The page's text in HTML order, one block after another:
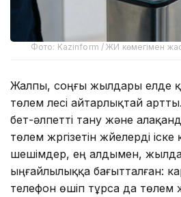
Фото: Kazinform / ЖИ көмегімен
Жалпы, соңғы жылдары елде
төлем үлесі айтарлықтай
бет-әлпетті тану және
төлем жүргізетін жүйелерді
шешімдер, ең алдымен,
ыңғайлылыққа бағытталған:
телефон өшіп тұрса да төлем